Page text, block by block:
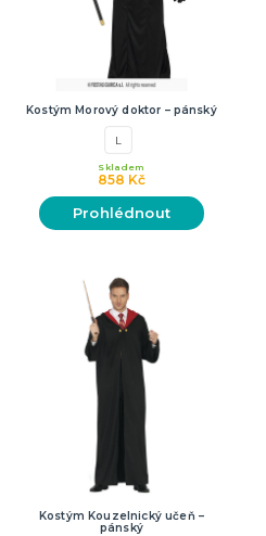
Kostým Morový doktor – pánský
L
858 Kč
Skladem
Prohlédnout
Kostým Kouzelnický učeň –
pánský